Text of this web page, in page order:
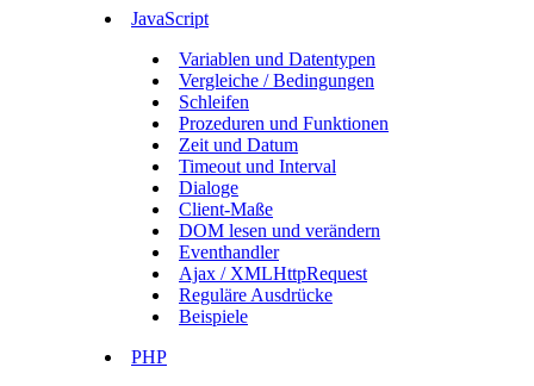
JavaScript
Variablen und Datentypen
Vergleiche / Bedingungen
Schleifen
Prozeduren und Funktionen
Zeit und Datum
Timeout und Interval
Dialoge
Client-Maße
DOM lesen und verändern
Eventhandler
Ajax / XMLHttpRequest
Reguläre Ausdrücke
Beispiele
PHP